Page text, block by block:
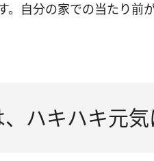
。自分の家での当たり前
ハキハキ元